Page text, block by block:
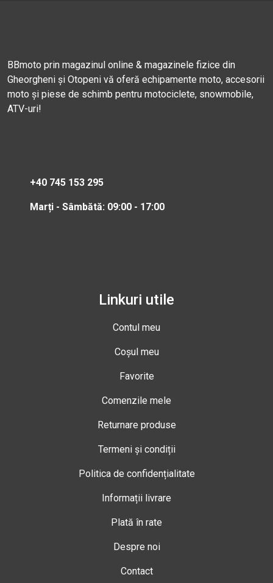
BBmoto prin magazinul online & magazinele fizice din
Gheorgheni și Otopeni vă oferă echipamente moto, accesorii
moto și piese de schimb pentru motociclete, snowmobile,
ATV-uri!
+40 745 153 295
Marți - Sâmbătă: 09:00 - 17:00
Linkuri utile
Contul meu
Coșul meu
Favorite
Comenzile mele
Returnare produse
Termeni și condiții
Politica de confidențialitate
Informații livrare
Plată în rate
Despre noi
Contact